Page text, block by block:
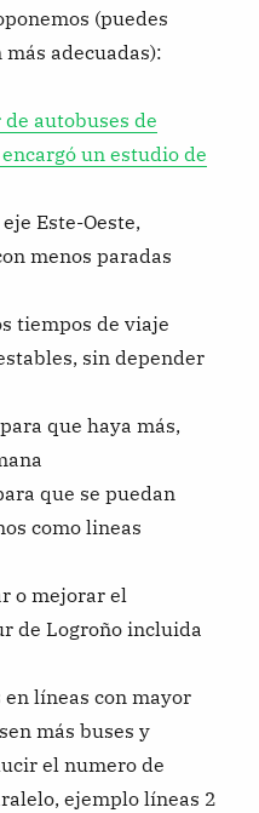
(puedes
adecuadas):
autobuses de
un estudio de
Este-Oeste,
menos paradas
tiempos de viaje
sin depender
que haya más,
que se puedan
como lineas
o mejorar el
de Logroño incluida
líneas con mayor
más buses y
el numero de
ejemplo líneas 2